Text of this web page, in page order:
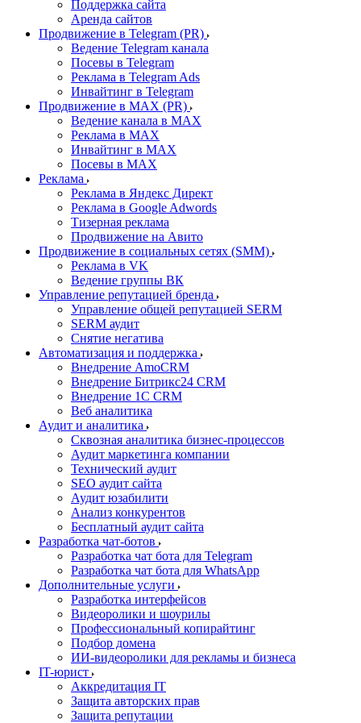
Поддержка сайта
Аренда сайтов
Продвижение в Telegram (PR)
Ведение Telegram канала
Посевы в Telegram
Реклама в Telegram Ads
Инвайтинг в Telegram
Продвижение в MAX (PR)
Ведение канала в MAX
Реклама в MAX
Инвайтинг в MAX
Посевы в MAX
Реклама
Реклама в Яндекс Директ
Реклама в Google Adwords
Тизерная реклама
Продвижение на Авито
Продвижение в социальных сетях (SMM)
Реклама в VK
Ведение группы ВК
Управление репутацией бренда
Управление общей репутацией SERM
SERM аудит
Снятие негатива
Автоматизация и поддержка
Внедрение AmoCRM
Внедрение Битрикс24 CRM
Внедрение 1C CRM
Веб аналитика
Аудит и аналитика
Сквозная аналитика бизнес-процессов
Аудит маркетинга компании
Технический аудит
SEO аудит сайта
Аудит юзабилити
Анализ конкурентов
Бесплатный аудит сайта
Разработка чат-ботов
Разработка чат бота для Telegram
Разработка чат бота для WhatsApp
Дополнительные услуги
Разработка интерфейсов
Видеоролики и шоурилы
Профессиональный копирайтинг
Подбор домена
ИИ-видеоролики для рекламы и бизнеса
IT-юрист
Аккредитация IT
Защита авторских прав
Защита репутации